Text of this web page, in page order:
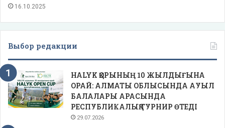
16.10.2025
Выбор редакции
HALYK ҚОРЫНЫҢ 10 ЖЫЛДЫҒЫНА
ОРАЙ: АЛМАТЫ ОБЛЫСЫНДА АУЫЛ
БАЛАЛАРЫ АРАСЫНДА
РЕСПУБЛИКАЛЫҚ ТУРНИР ӨТЕДІ
29.07.2026